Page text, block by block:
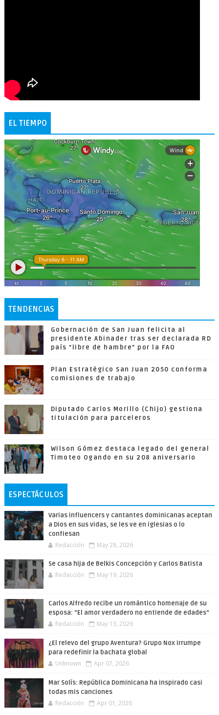
EL TIEMPO
TENDENCIAS
Gobernación de San Juan felicita al
presidente Abinader tras ser declarada RD
país "libre de hambre" por la FAO
Plan Estratégico San Juan 2050 conforma
comisiones de trabajo
Diputado Carlos Morillo (Chijo) gestiona
titulación para parceleros
Wilson Gómez destaca legado del general
Timoteo Ogando en su 208 aniversario
ESPECTÁCULOS
Varias influencers y cantantes dominicanas aceptan
a Dios en sus vidas, se les ve en iglesias o lo
confiesan
Redacción May 28, 2026
Se casa hija de Belkis Concepción y Carlos Batista
Redacción May 19, 2026
Carlos Alfredo recibe un romántico homenaje de su
esposa: “El amor verdadero no entiende de edades”
Redacción May 13, 2026
¿El relevo del grupo Aventura? Grupo Nox irrumpe
para redefinir la bachata global
Unknown Apr 07, 2026
Mar Solís: República Dominicana ha inspirado casi
todas mis canciones
Redacción Apr 01, 2026